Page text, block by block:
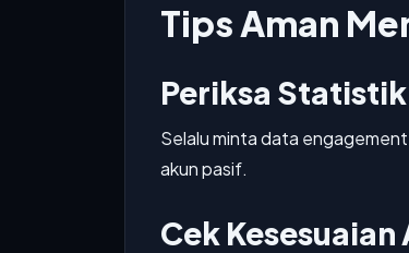
Tips Aman
Periksa
Selalu minta data
akun pasif.
Cek Kesesuaian